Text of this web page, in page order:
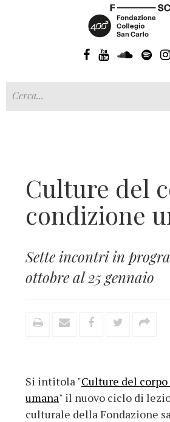
Culture del
condizione
Sette incontri in
ottobre al 25 gennaio
Si intitola "Culture del
umana" il nuovo ciclo di
culturale della Fondazione